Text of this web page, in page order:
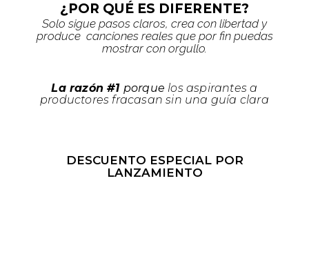
¿POR QUÉ ES DIFERENTE?
Solo sigue pasos claros, crea con libertad y
produce canciones reales que por fin puedas
mostrar con orgullo.
La razón #1 porque los aspirantes a
productores fracasan sin una guía clara
DESCUENTO ESPECIAL POR
LANZAMIENTO